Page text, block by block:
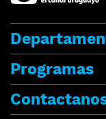
Programas